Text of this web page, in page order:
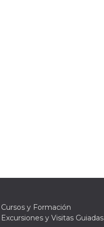
Cursos y Formación
Excursiones y Visitas Guiadas